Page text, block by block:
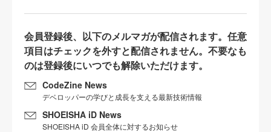
会員登録後、以下のメルマガが配信されます。任意
項目はチェックを外すと配信されません。不要なも
のは登録後にいつでも解除いただけます。
CodeZine News
デベロッパーの学びと成長を支える最新技術情報
SHOEISHA iD News
SHOEISHA iD 会員全体に対するお知らせ